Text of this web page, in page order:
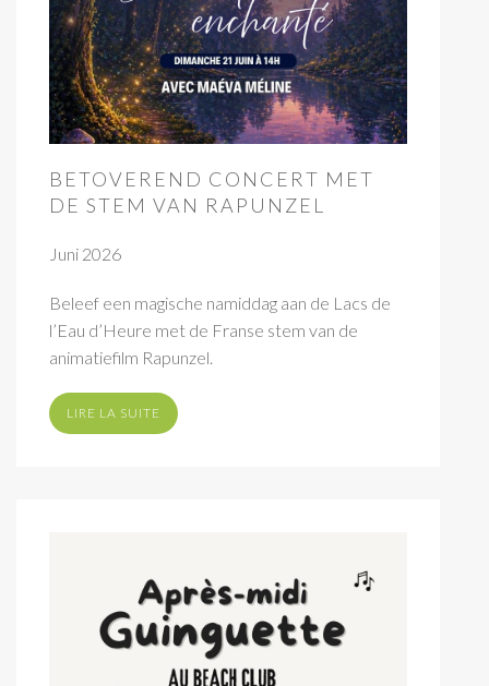
BETOVEREND CONCERT MET
DE STEM VAN RAPUNZEL
Juni 2026
Beleef een magische namiddag aan de Lacs de
l’Eau d’Heure met de Franse stem van de
animatiefilm Rapunzel.
LIRE LA SUITE